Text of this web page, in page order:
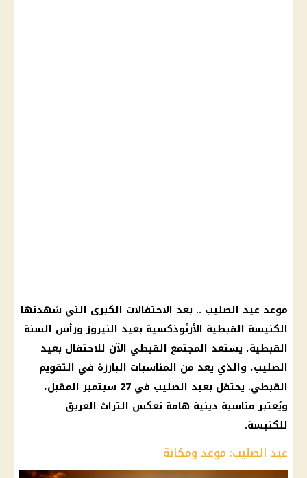
موعد عيد الصليب .. بعد الاحتفالات الكبرى التي شهدتها
الكنيسة القبطية الأرثوذكسية بعيد النيروز ورأس السنة
القبطية، يستعد المجتمع القبطي الآن للاحتفال بعيد
الصليب، والذي يعد من المناسبات البارزة في التقويم
القبطي. يحتفل بعيد الصليب في 27 سبتمبر المقبل،
ويُعتبر مناسبة دينية هامة تعكس التراث العريق
للكنيسة.
عيد الصليب: موعد ومكانة